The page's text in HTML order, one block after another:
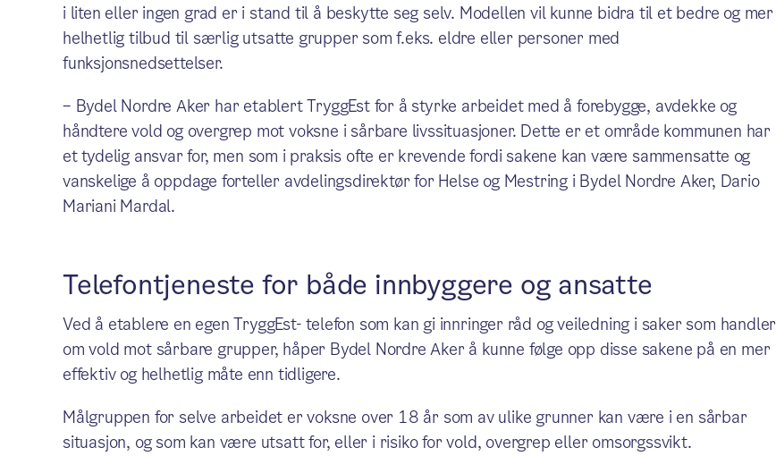
i liten eller ingen grad er i stand til å beskytte seg selv. Modellen vil kunne bidra til et bedre og mer
helhetlig tilbud til særlig utsatte grupper som f.eks. eldre eller personer med
funksjonsnedsettelser.
– Bydel Nordre Aker har etablert TryggEst for å styrke arbeidet med å forebygge, avdekke og
håndtere vold og overgrep mot voksne i sårbare livssituasjoner. Dette er et område kommunen har
et tydelig ansvar for, men som i praksis ofte er krevende fordi sakene kan være sammensatte og
vanskelige å oppdage forteller avdelingsdirektør for Helse og Mestring i Bydel Nordre Aker, Dario
Mariani Mardal.
Telefontjeneste for både innbyggere og ansatte
Ved å etablere en egen TryggEst- telefon som kan gi innringer råd og veiledning i saker som handler
om vold mot sårbare grupper, håper Bydel Nordre Aker å kunne følge opp disse sakene på en mer
effektiv og helhetlig måte enn tidligere.
Målgruppen for selve arbeidet er voksne over 18 år som av ulike grunner kan være i en sårbar
situasjon, og som kan være utsatt for, eller i risiko for vold, overgrep eller omsorgssvikt.